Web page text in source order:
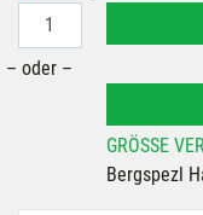
– oder –
GRÖSSE
Bergspezl